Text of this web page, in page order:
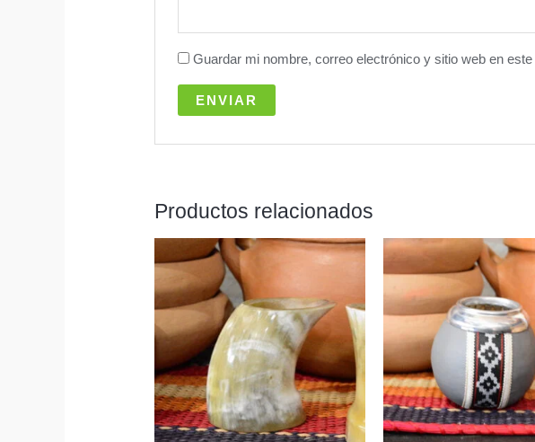
Guardar mi nombre, correo electrónico y sitio web en
Productos relacionados